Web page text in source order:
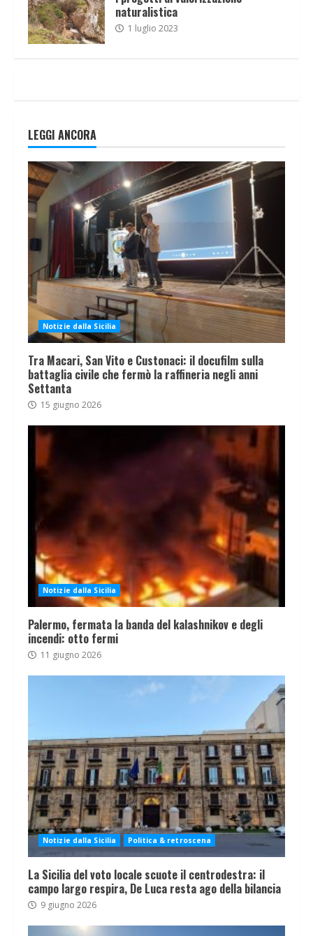
naturalistica
1 luglio 2023
LEGGI ANCORA
Notizie dalla Sicilia
Tra Macari, San Vito e Custonaci: il docufilm sulla
battaglia civile che fermò la raffineria negli anni
Settanta
15 giugno 2026
Notizie dalla Sicilia
Palermo, fermata la banda del kalashnikov e degli
incendi: otto fermi
11 giugno 2026
Notizie dalla Sicilia Politica & retroscena
La Sicilia del voto locale scuote il centrodestra: il
campo largo respira, De Luca resta ago della bilancia
9 giugno 2026